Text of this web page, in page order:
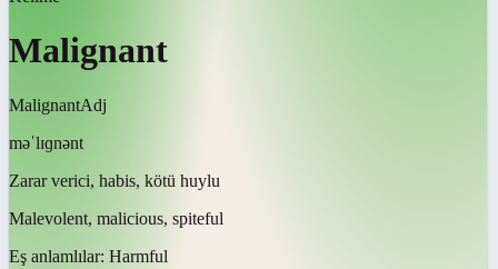
Malignant
MalignantAdj
məˈlɪɡnənt
Zarar verici, habis, kötü huylu
Malevolent, malicious, spiteful
Eş anlamlılar: Harmful